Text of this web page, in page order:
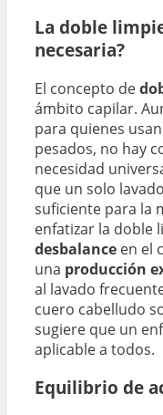
La doble
necesaria?
El concepto de
ámbito capilar.
para quienes
pesados, no hay
necesidad
que un solo
suficiente para la
enfatizar la doble
desbalance en el
una producción
al lavado
cuero cabelludo
sugiere que un
aplicable a todos.
Equilibrio de